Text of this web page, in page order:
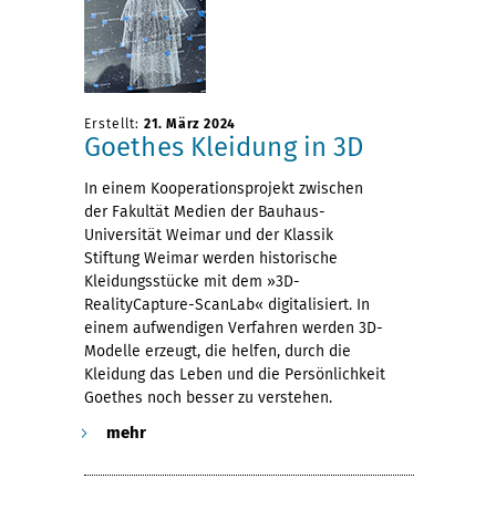
Erstellt: 21. März 2024
Goethes Kleidung in 3D
In einem Kooperationsprojekt zwischen
der Fakultät Medien der Bauhaus-
Universität Weimar und der Klassik
Stiftung Weimar werden historische
Kleidungsstücke mit dem »3D-
RealityCapture-ScanLab« digitalisiert. In
einem aufwendigen Verfahren werden 3D-
Modelle erzeugt, die helfen, durch die
Kleidung das Leben und die Persönlichkeit
Goethes noch besser zu verstehen.
mehr